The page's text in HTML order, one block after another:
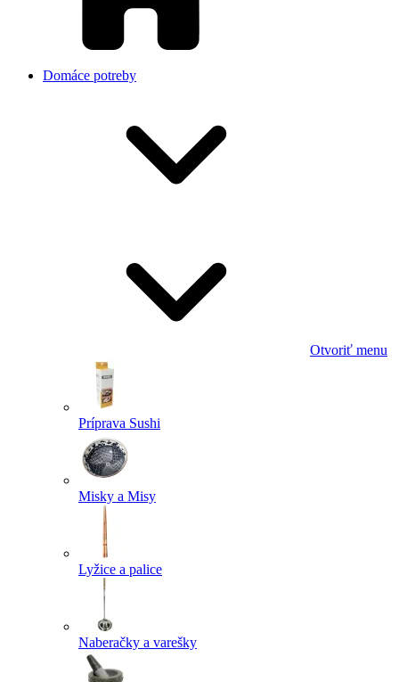
Domáce potreby
Otvoriť menu
Príprava Sushi
Misky a Misy
Lyžice a palice
Naberačky a varešky